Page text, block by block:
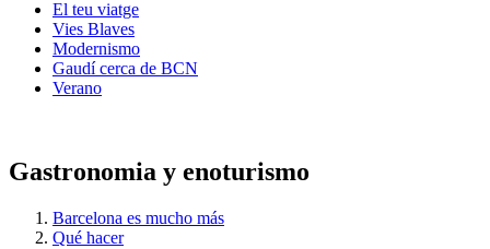
El teu viatge
Vies Blaves
Modernismo
Gaudí cerca de BCN
Verano
Gastronomia y enoturismo
Barcelona es mucho más
Qué hacer